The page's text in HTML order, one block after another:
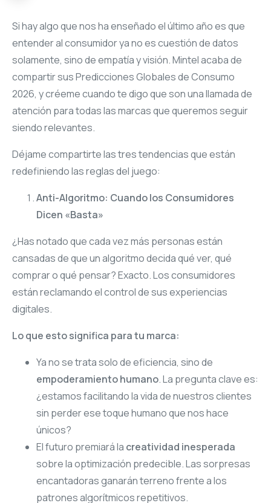
Si hay algo que nos ha enseñado el último año es que
entender al consumidor ya no es cuestión de datos
solamente, sino de empatía y visión. Mintel acaba de
compartir sus Predicciones Globales de Consumo
2026, y créeme cuando te digo que son una llamada de
atención para todas las marcas que queremos seguir
siendo relevantes.
Déjame compartirte las tres tendencias que están
redefiniendo las reglas del juego:
Anti-Algoritmo: Cuando los Consumidores
Dicen «Basta»
¿Has notado que cada vez más personas están
cansadas de que un algoritmo decida qué ver, qué
comprar o qué pensar? Exacto. Los consumidores
están reclamando el control de sus experiencias
digitales.
Lo que esto significa para tu marca:
Ya no se trata solo de eficiencia, sino de
empoderamiento humano. La pregunta clave es:
¿estamos facilitando la vida de nuestros clientes
sin perder ese toque humano que nos hace
únicos?
El futuro premiará la creatividad inesperada
sobre la optimización predecible. Las sorpresas
encantadoras ganarán terreno frente a los
patrones algorítmicos repetitivos.